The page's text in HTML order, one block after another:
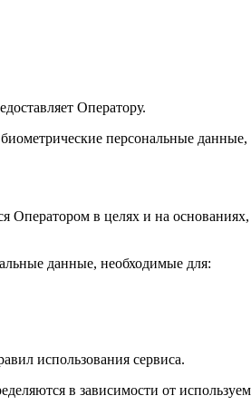
Оператору.
персональные
Оператором в целях и на
данные, необходимые для:
использования сервиса.
в зависимости от